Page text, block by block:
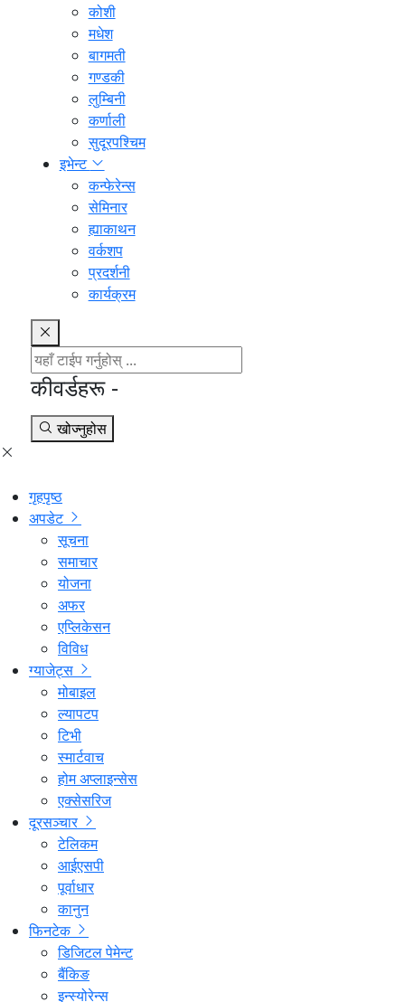
कोशी
मधेश
बागमती
गण्डकी
लुम्बिनी
कर्णाली
सुदूरपश्चिम
इभेन्ट
कन्फेरेन्स
सेमिनार
ह्याकाथन
वर्कशप
प्रदर्शनी
कार्यक्रम
कीवर्डहरू -
खोज्नुहोस
गृहपृष्ठ
अपडेट
सूचना
समाचार
योजना
अफर
एप्लिकेसन
विविध
ग्याजेट्स
मोबाइल
ल्यापटप
टिभी
स्मार्टवाच
होम अप्लाइन्सेस
एक्सेसरिज
दूरसञ्चार
टेलिकम
आईएसपी
पूर्वाधार
कानुन
फिनटेक
डिजिटल पेमेन्ट
बैंकिङ
इन्स्योरेन्स